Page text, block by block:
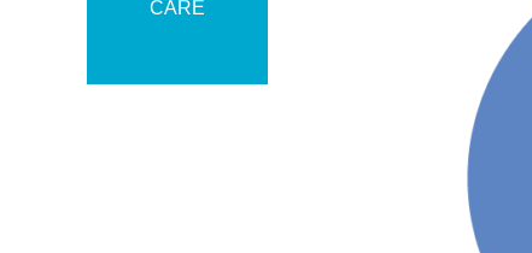
尿酸値・痛風への対策
「鼻の日」鼻の健康を見直
CARE